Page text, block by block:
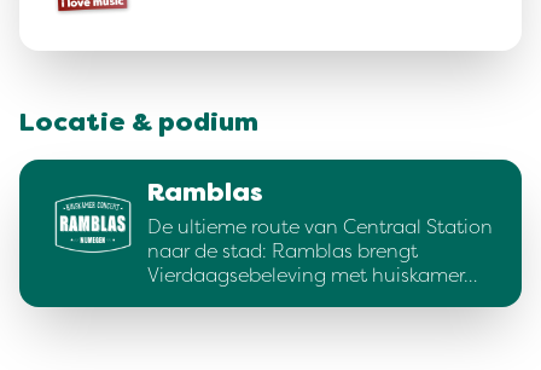
Locatie & podium
Ramblas
De ultieme route van Centraal Station
naar de stad: Ramblas brengt
Vierdaagsebeleving met huiskamer…